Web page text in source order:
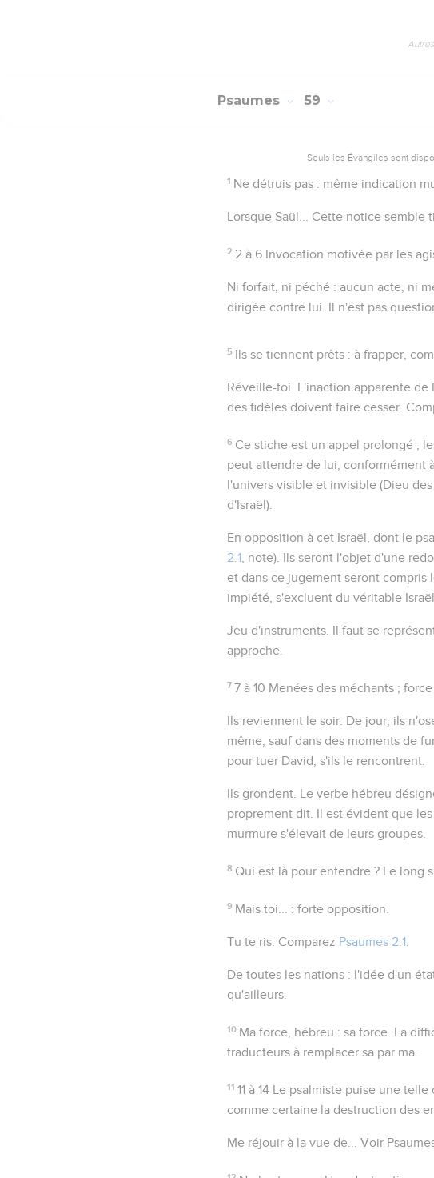
Psaumes 59
Seuls les Évangiles sont
1 Ne détruis pas : même indication
Lorsque Saül... Cette notice semble
2 2 à 6 Invocation motivée par les
Ni forfait, ni péché : aucun acte, ni
dirigée contre lui. Il n'est pas
5 Ils se tiennent prêts : à frapper,
Réveille-toi . L'inaction apparente
des fidèles doivent faire cesser.
6 Ce stiche est un appel prolongé ;
peut attendre de lui, conformément
l'univers visible et invisible (Dieu
d'Israël).
En opposition à cet Israël, dont le
2.1 , note). Ils seront l'objet d'une
et dans ce jugement seront compris
impiété, s'excluent du véritable Israël.
Jeu d'instruments . Il faut se
approche.
7 7 à 10 Menées des méchants ; force
Ils reviennent le soir . De jour, ils
même, sauf dans des moments de
pour tuer David, s'ils le rencontrent.
Ils grondent . Le verbe hébreu
proprement dit. Il est évident que
murmure s'élevait de leurs groupes.
8 Qui est là pour entendre ? Le long
9 Mais toi... : forte opposition.
Tu te ris . Comparez Psaumes 2.1
De toutes les nations : l'idée d'un
qu'ailleurs.
10 Ma force , hébreu :sa force . La
traducteurs à remplacer sa par ma
11 11 à 14 Le psalmiste puise une
comme certaine la destruction des
Me réjouir à la vue de... Voir